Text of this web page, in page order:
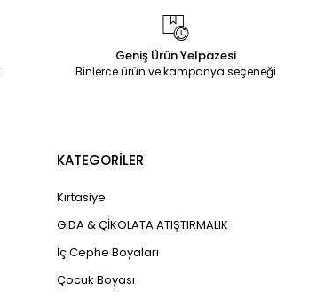
Geniş Ürün Yelpazesi
Binlerce ürün ve kampanya seçeneği
KATEGORİLER
Kırtasiye
GIDA & ÇİKOLATA ATIŞTIRMALIK
İç Cephe Boyaları
Çocuk Boyası